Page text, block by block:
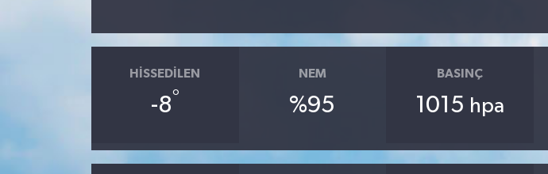
HISSEDILEN
-8°
NEM
%95
BASINÇ
1015 hpa